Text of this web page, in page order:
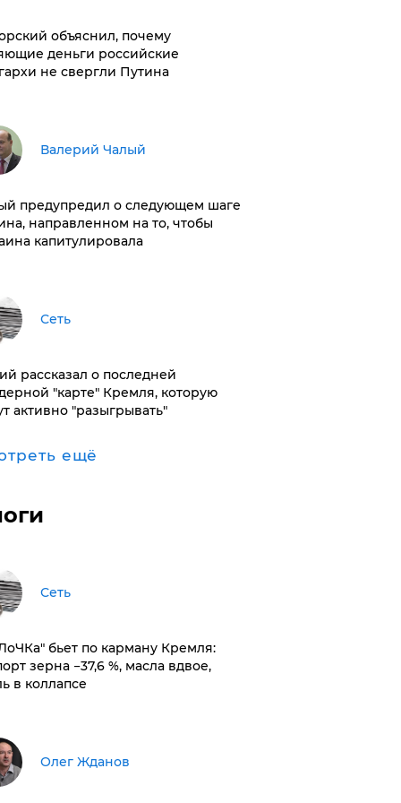
объяснил, почему
деньги российские
не свергли Путина
Валерий Чалый
предупредил о следующем шаге
направленном на то, чтобы
капитулировала
Сеть
рассказал о последней
"карте" Кремля, которую
активно "разыгрывать"
ещё
Сеть
бьет по карману Кремля:
зерна −37,6 %, масла вдвое,
в коллапсе
Олег Жданов